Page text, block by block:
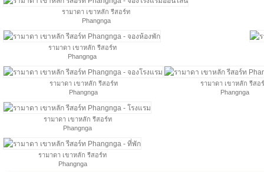
รามาดา เขาหลัก รีสอร์ท
Phangnga
รามาดา เขาหลัก รีสอร์ท
Phangnga
รามาดา เขาหลัก รีสอร์ท
Phangnga
รามาดา เขาหลัก รีสอ
Phangnga
รามาดา เขาหลัก รีสอร์ท
Phangnga
รามาดา เขาหลัก รีสอร์ท
Phangnga